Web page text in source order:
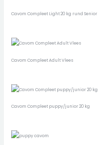
Cavom Compleet Light 20 kg rund Senior
Cavom Compleet Adult Vlees
Cavom Compleet puppy/junior 20 kg